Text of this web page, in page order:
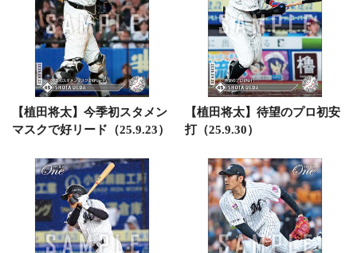
【植田将太】今季初スタメン
マスクで好リード（25.9.23）
【植田将太】待望のプロ初安
打（25.9.30）